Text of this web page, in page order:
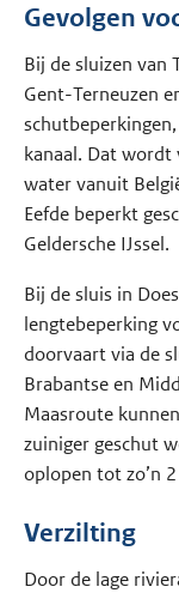
Gevolgen
Bij de sluizen van
Gent-Terneuzen
kanaal. Dat wordt
water vanuit
Eefde beperkt
Geldersche IJssel.
Bij de sluis in
lengtebeperking
doorvaart via de
Brabantse en
Maasroute
zuiniger geschut
oplopen tot zo’n
Verzilting
Door de lage